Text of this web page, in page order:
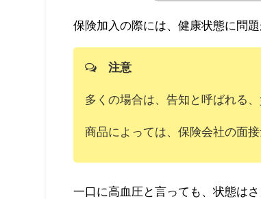
保険加入の際には、健康状態に問
注意
多くの場合は、告知と呼ばれる
商品によっては、保険会社の面
一口に高血圧と言っても、状態はさ